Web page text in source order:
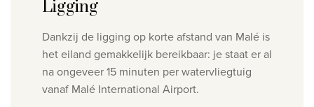
Ligging
Dankzij de ligging op korte afstand van Malé is
het eiland gemakkelijk bereikbaar: je staat er al
na ongeveer 15 minuten per watervliegtuig
vanaf Malé International Airport.